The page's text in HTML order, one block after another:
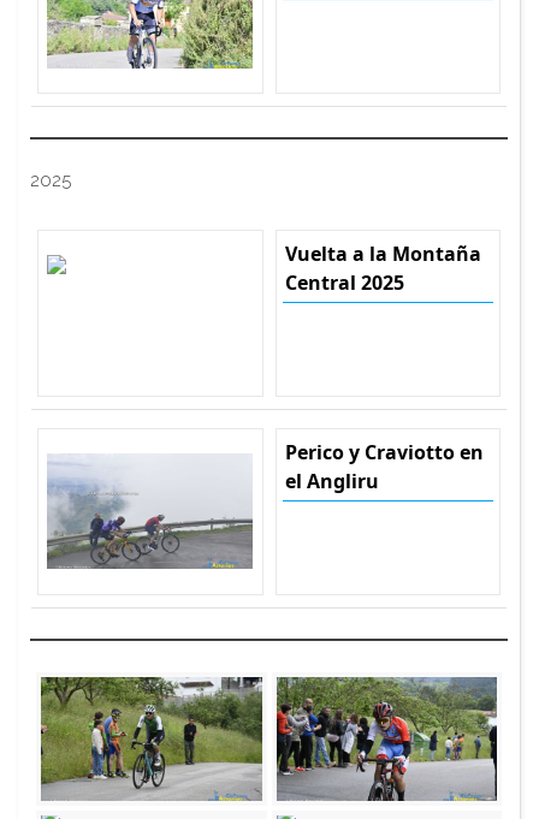
2025
Vuelta a la Montaña
Central 2025
Perico y Craviotto en
el Angliru